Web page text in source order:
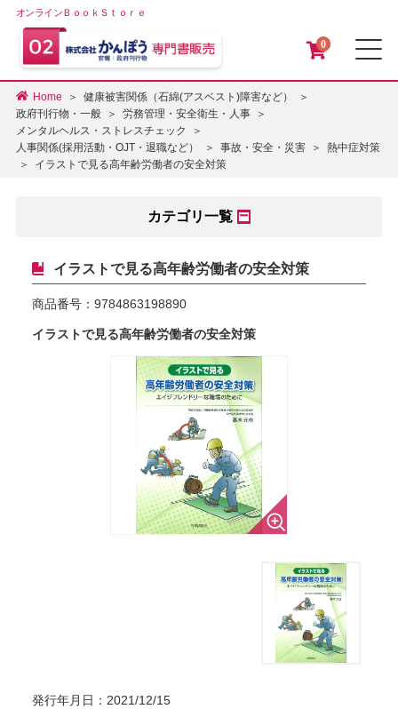
オンラインＢｏｏｋＳｔｏｒｅ
0
Home
健康被害関係（石綿(アスベスト)障害など）
政府刊行物・一般
労務管理・安全衛生・人事
メンタルヘルス・ストレスチェック
人事関係(採用活動・OJT・退職など）
事故・安全・災害
熱中症対策
イラストで見る高年齢労働者の安全対策
カテゴリ一覧
イラストで見る高年齢労働者の安全対策
商品番号： 9784863198890
イラストで見る高年齢労働者の安全対策
発行年月日：2021/12/15